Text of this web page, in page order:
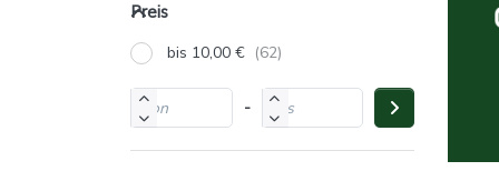
Preis
bis 10,00 €
-